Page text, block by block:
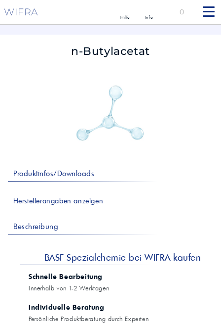
WIFRA Hilfe Info
0
n-Butylacetat
Produktinfos/Downloads
Herstellerangaben anzeigen
Beschreibung
BASF Spezialchemie bei WIFRA kaufen
Schnelle Bearbeitung
Innerhalb von 1-2 Werktagen
Individuelle Beratung
Persönliche Produktberatung durch Experten